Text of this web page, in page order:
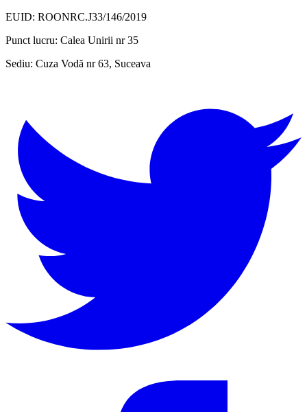
EUID: ROONRC.J33/146/2019
Punct lucru: Calea Unirii nr 35
Sediu: Cuza Vodă nr 63, Suceava